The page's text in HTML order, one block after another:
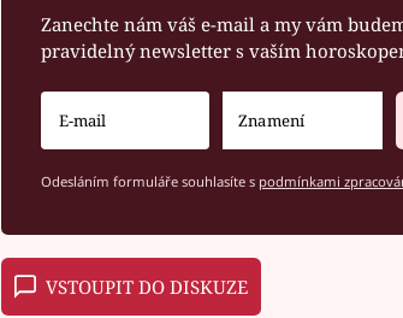
Zanechte nám váš e-mail a my vám
pravidelný newsletter s vaším
Odesláním formuláře souhlasíte s podmínkami
VSTOUPIT DO DISKUZE